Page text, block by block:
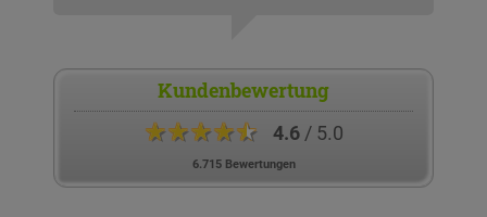
Kundenbewertung
★★★★★ 4.6/ 5.0
6.715 Bewertungen